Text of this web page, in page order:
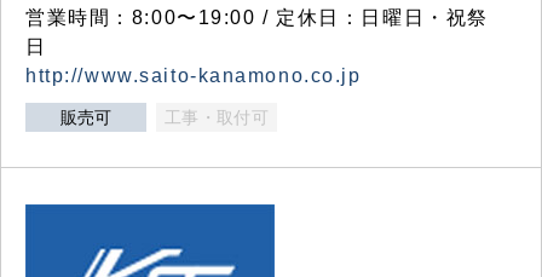
営業時間：8:00〜19:00 / 定休日：日曜日・祝祭
日
http://www.saito-kanamono.co.jp
販売可 工事・取付可